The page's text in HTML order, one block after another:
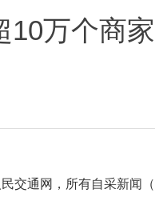
10万个商
民交通网，所有自采新